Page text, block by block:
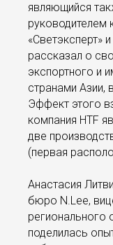
являющийся
руководителем
«Светэксперт»
рассказал о
экспортного и
странами Азии,
Эффект этого
компания HTF
две
(первая
Анастасия
бюро N.Lee,
поделилась